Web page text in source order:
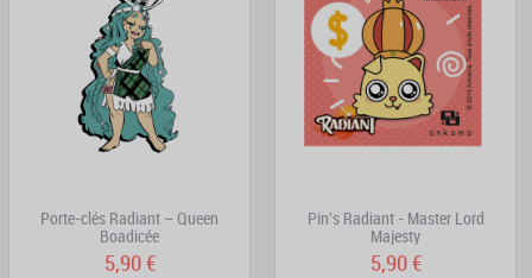
Porte-clés Radiant – Queen
Boadicée
5,90 €
Pin's Radiant - Master Lord
Majesty
5,90 €